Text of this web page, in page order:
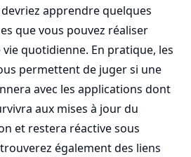
apprendre quelques
que vous pouvez réaliser
quotidienne. En pratique, les
permettent de juger si une
avec les applications dont
aux mises à jour du
et restera réactive sous
également des liens